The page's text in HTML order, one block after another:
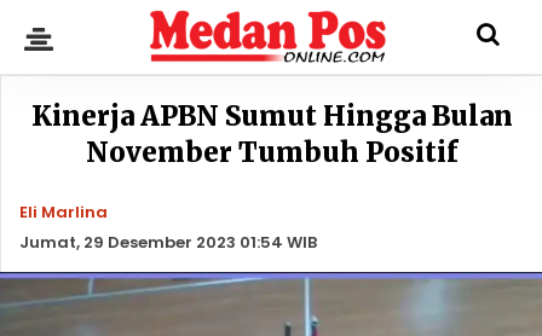
Kinerja APBN Sumut Hingga Bulan
November Tumbuh Positif
Eli Marlina
Jumat, 29 Desember 2023 01:54 WIB